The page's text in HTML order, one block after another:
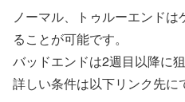
ノーマル、トゥルーエンド
ることが可能です。
バッドエンドは2週目以降に狙
詳しい条件は以下リンク先に